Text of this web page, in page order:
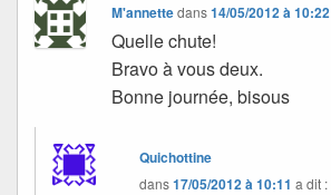
M'annettedans14/05/2012 à 10:22
Quelle chute!
Bravo à vous deux.
Bonne journée, bisous
Quichottine
dans17/05/2012 à 10:11 a dit :